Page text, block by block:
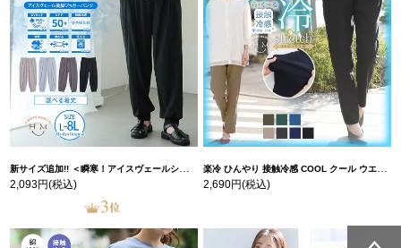
新サイズ追加!! ＜瞬寒！アイスヴェールシリーズ＞ 美脚 ジョガーパンツ 【ウェストゴム】 【ストレッチ】 | 大きいサイズの通販ならハッピーマリリン
2,093円(税込)
楽冷 ひんやり 接触冷感 COOL クール ウエストゴム 楽ちん ストレッチ 美脚 レギパン 【ストレッチ】 | 大きいサイズの通販ならハッピーマリリン
2,690円(税込)